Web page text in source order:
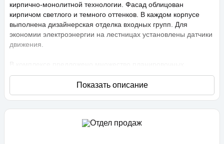
кирпично-монолитной технологии. Фасад облицован
кирпичом светлого и темного оттенков. В каждом корпусе
выполнена дизайнерская отделка входных групп. Для
экономии электроэнергии на лестницах установлены датчики
движения.
В комплексе предложено множество планировочных
решений: в наличии квартиры, как классического типа, так и
европланировки. Они сдаются с подчистовой отделкой,
высота потолков составляет 2,75 метра. В квартирах